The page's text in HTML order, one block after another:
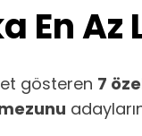
En
gösteren 7